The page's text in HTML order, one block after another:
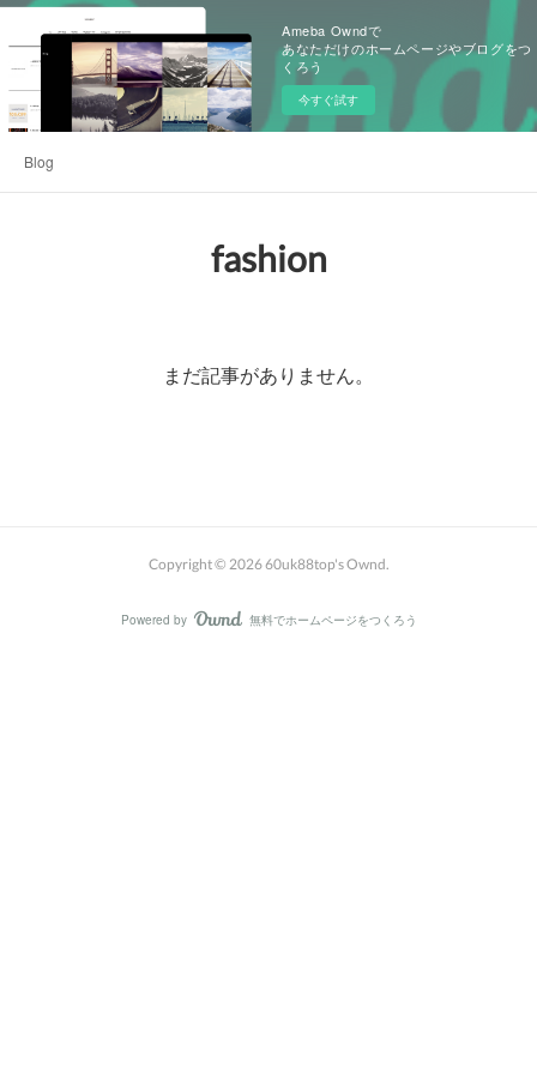
Ameba Owndで
あなただけのホームページやブログをつ
くろう
今すぐ試す
Blog
fashion
まだ記事がありません。
Copyright © 202660uk88top's Ownd.
Powered by AmebaOwnd
無料でホームページをつくろう